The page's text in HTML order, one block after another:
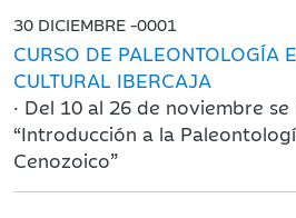
30 DICIEMBRE -0001
CURSO DE PALEONTOLOGÍA
CULTURAL IBERCAJA
· Del 10 al 26 de noviembre
“Introducción a la
Cenozoico”